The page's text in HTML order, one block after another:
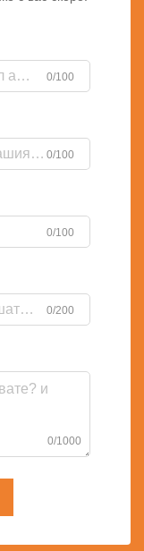
0/100
0/100
0/100
0/200
0/1000